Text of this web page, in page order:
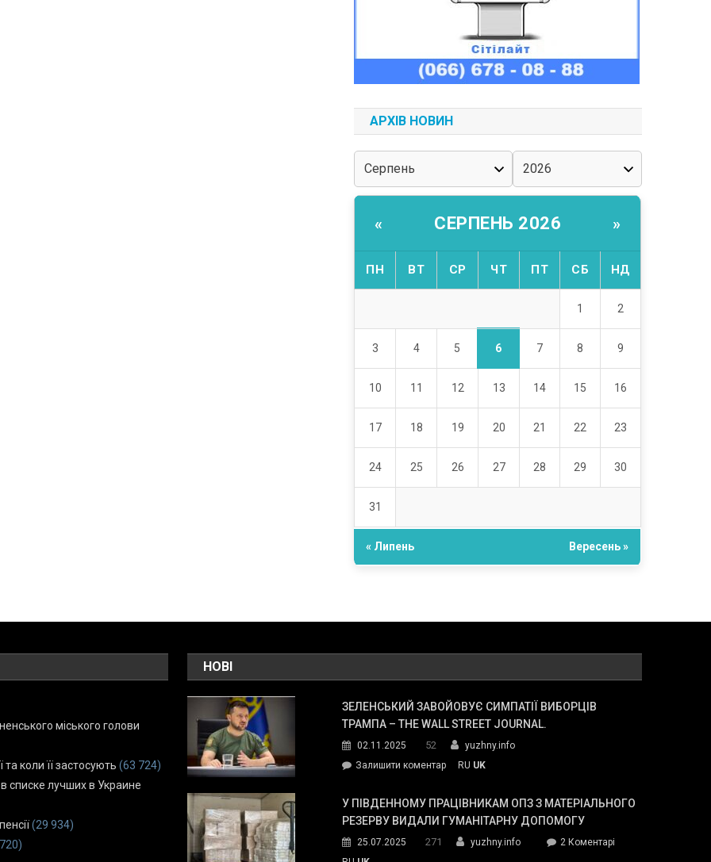
АРХІВ НОВИН
« СЕРПЕНЬ 2026 »
ПН ВТ СР ЧТ ПТ СБ НД
1 2
3 4 5 6 7 8 9
10 11 12 13 14 15 16
17 18 19 20 21 22 23
24 25 26 27 28 29 30
31
« Липень Вересень »
міського голови
коли її застосують (63 724)
списке лучших в Украине
(29 934)
НОВІ
ЗЕЛЕНСЬКИЙ ЗАВОЙОВУЄ СИМПАТІЇ ВИБОРЦІВ
ТРАМПА – THE WALL STREET JOURNAL.
02.11.2025 52
yuzhny.info
Залишити коментарon
завойовує
симпатії
Трампа
RU UK
У ПІВДЕННОМУ ПРАЦІВНИКАМ ОПЗ З МАТЕРІАЛЬНОГО
РЕЗЕРВУ ВИДАЛИ ГУМАНІТАРНУ ДОПОМОГУ
25.07.2025 271 yuzhny.info 2 Коментарідо